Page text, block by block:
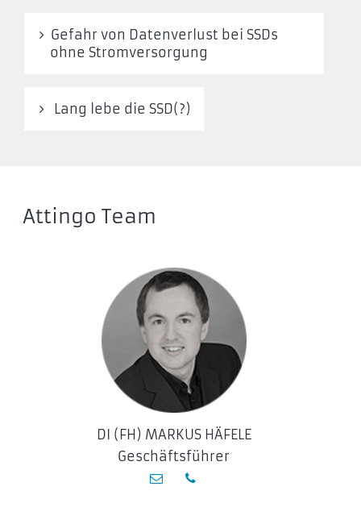
Gefahr von Datenverlust bei SSDs
ohne Stromversorgung
Lang lebe die SSD(?)
Attingo Team
DI (FH) MARKUS HÄFELE
Geschäftsführer